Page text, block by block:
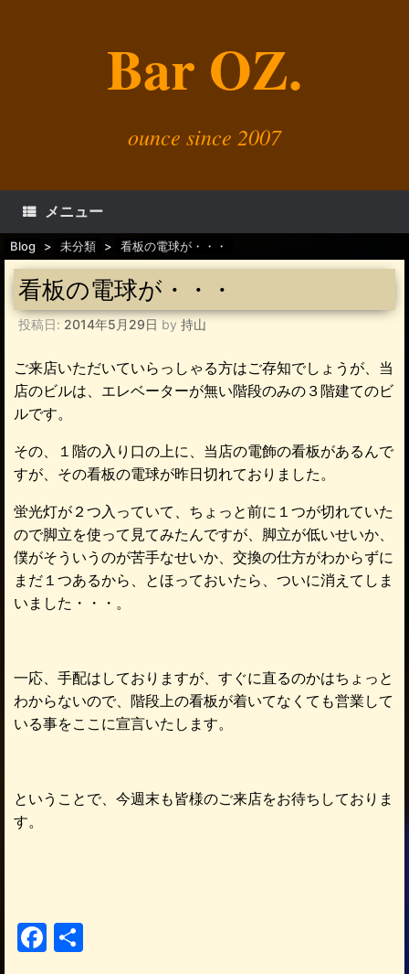
Bar OZ.
ounce since 2007
メニュー
Blog > 未分類 > 看板の電球が・・・
看板の電球が・・・
投稿日: 2014年5月29日 by 持山
ご来店いただいていらっしゃる方はご存知でしょうが、当
店のビルは、エレベーターが無い階段のみの３階建てのビ
ルです。
その、１階の入り口の上に、当店の電飾の看板があるんで
すが、その看板の電球が昨日切れておりました。
蛍光灯が２つ入っていて、ちょっと前に１つが切れていた
ので脚立を使って見てみたんですが、脚立が低いせいか、
僕がそういうのが苦手なせいか、交換の仕方がわからずに
まだ１つあるから、とほっておいたら、ついに消えてしま
いました・・・。
一応、手配はしておりますが、すぐに直るのかはちょっと
わからないので、階段上の看板が着いてなくても営業して
いる事をここに宣言いたします。
ということで、今週末も皆様のご来店をお待ちしておりま
す。
F